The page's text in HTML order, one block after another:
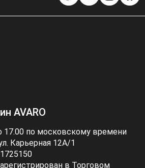
AVARO
17.00 по московскому времени
Карьерная 12А/1
в Торговом